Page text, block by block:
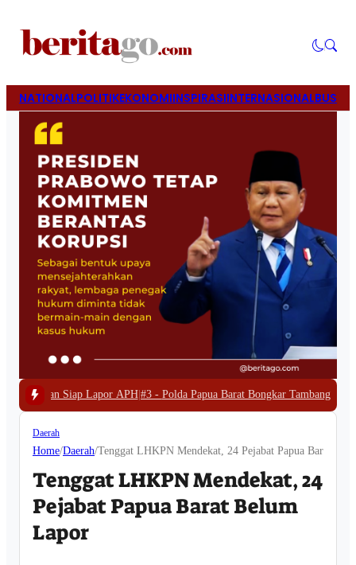
NATIONALPOLITIKEKONOMIINSPIRASIINTERNASIONAL
#3 - Polda Papua Barat Bongkar Tambang Emas Ilegal di Waserawi,
Daerah
Home/Daerah/Tenggat LHKPN Mendekat, 24 Pejabat Papua Barat
Tenggat LHKPN Mendekat, 24
Pejabat Papua Barat Belum
Lapor